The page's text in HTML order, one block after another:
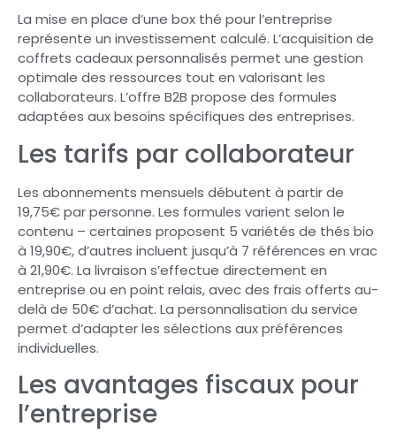
La mise en place d’une box thé pour l’entreprise
représente un investissement calculé. L’acquisition de
coffrets cadeaux personnalisés permet une gestion
optimale des ressources tout en valorisant les
collaborateurs. L’offre B2B propose des formules
adaptées aux besoins spécifiques des entreprises.
Les tarifs par collaborateur
Les abonnements mensuels débutent à partir de
19,75€ par personne. Les formules varient selon le
contenu – certaines proposent 5 variétés de thés bio
à 19,90€, d’autres incluent jusqu’à 7 références en vrac
à 21,90€. La livraison s’effectue directement en
entreprise ou en point relais, avec des frais offerts au-
delà de 50€ d’achat. La personnalisation du service
permet d’adapter les sélections aux préférences
individuelles.
Les avantages fiscaux pour
l’entreprise